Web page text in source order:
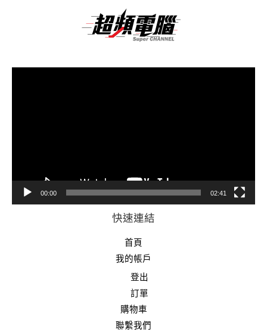
00:00 02:41
快速連結
首頁
我的帳戶
登出
訂單
購物車
聯繫我們